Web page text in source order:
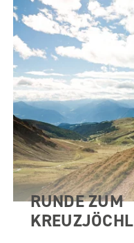
RUNDE ZUM
KREUZJÖCHL